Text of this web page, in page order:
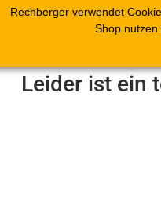
Rechberger verwendet
Shop nutzen
Leider ist ein